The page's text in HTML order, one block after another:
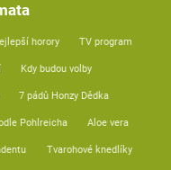
horory TV program
Kdy budou volby
7 pádů Honzy Dědka
Pohlreicha Aloe vera
Tvarohové knedlíky